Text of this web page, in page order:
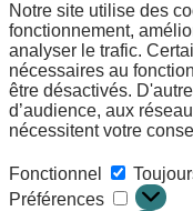
Notre site utilise des
fonctionnement,
analyser le trafic.
nécessaires au
être désactivés.
d’audience, aux
nécessitent votre
Fonctionnel
Préférences